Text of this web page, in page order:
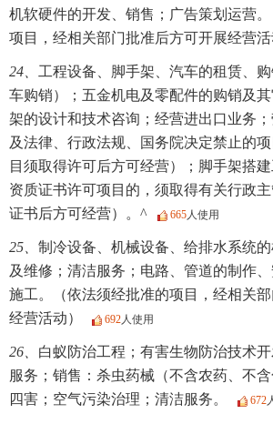
机软硬件的开发、销售；广告策划运营
项目，经相关部门批准后方可开展经营活
24、 工程设备、脚手架、汽车的租赁、
车购销）；五金机电及零配件的购销及
架的设计和技术咨询；经营进出口业务
及法律、行政法规、国务院决定禁止的
目须取得许可后方可经营）；脚手架搭
资质证书许可项目的，须取得有关行政
证书后方可经营）。^
665人使用
25、 制冷设备、机械设备、给排水系统
及维修；清洁服务；电路、管道的制作
施工。（依法须经批准的项目，经相关
经营活动）
692人使用
26、 白蚁防治工程；有害生物防治技术
服务；销售：杀虫药械（不含农药、不
四害；空气污染治理；清洁服务。
672